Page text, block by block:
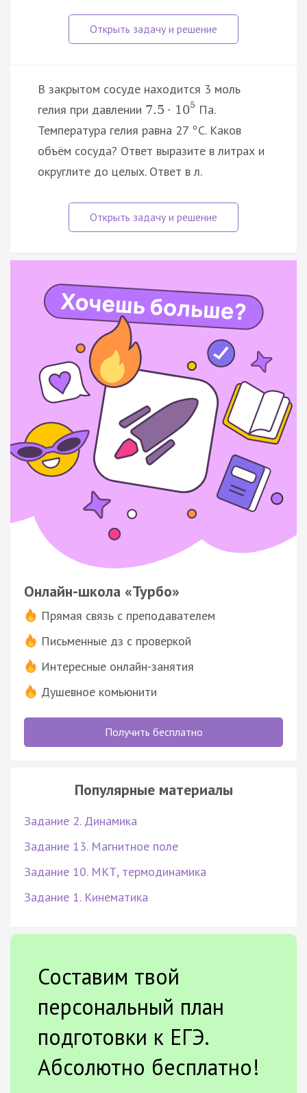
В закрытом сосуде находится 3 моль
гелия при давлении 7.5 · 105Па.
Температура гелия равна 27 °С. Каков
объём сосуда? Ответ выразите в литрах и
округлите до целых. Ответ в л.
Онлайн-школа «Турбо»
Прямая связь с преподавателем
Письменные дз с проверкой
Интересные онлайн-занятия
Душевное комьюнити
Получить бесплатно
Популярные материалы
Задание 2. Динамика
Задание 13. Магнитное поле
Задание 10. МКТ, термодинамика
Задание 1. Кинематика
Составим твой
персональный план
подготовки к ЕГЭ.
Абсолютно бесплатно!